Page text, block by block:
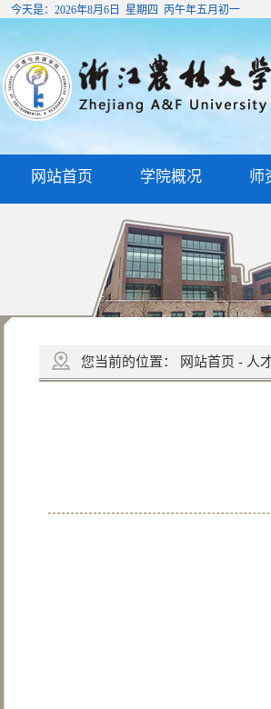
今天是： 2026年8月6日 星期四 丙午年五月初一
网站首页 学院概况 师
您当前的位置： 网站首页 - 人